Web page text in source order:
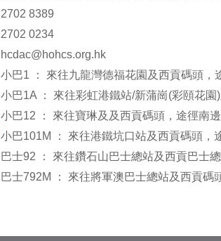
2702 8389
2702 0234
hcdac@hohcs.org.hk
小巴1 ： 來往九龍灣德福花園及西貢碼頭，
小巴1A ： 來往彩虹港鐵站/新蒲崗(彩頤花園
小巴12 ： 來往寶琳及及西貢碼頭，途徑南邊
小巴101M ： 來往港鐵坑口站及西貢碼頭，
巴士92 ： 來往鑽石山巴士總站及西貢巴士
巴士792M ： 來往將軍澳巴士總站及西貢碼